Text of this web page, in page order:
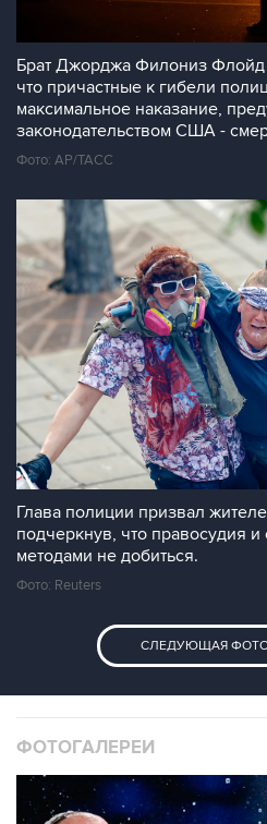
Брат Джорджа Филониз Флойд
что причастные к гибели
максимальное наказание,
законодательством США -
Фото: AP/ТАСС
Глава полиции призвал
подчеркнув, что правосудия и
методами не добиться.
Фото: Reuters
СЛЕДУЮЩАЯ
ФОТОГАЛЕРЕИ